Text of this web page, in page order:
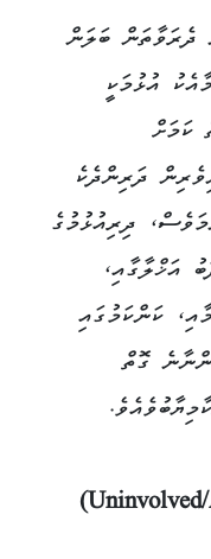
ދެރަވާތަން ބަލަން
އުޅުމަކީ
ކަމަށް
ދަރިންދެކެ
ދިރިއުޅުމުގެ
އަޚްލާގާއި،
ކަންކަމުގައި
ގޮތް